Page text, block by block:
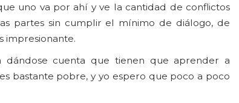
uno va por ahí y ve la cantidad de conflictos
partes sin cumplir el mínimo de diálogo, de
impresionante.
cuenta que tienen que aprender a
bastante pobre, y yo espero que poco a poco